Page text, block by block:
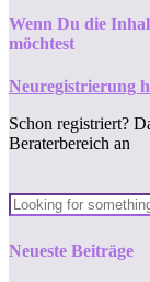
Wenn Du die
möchtest
Neuregistrierung
Schon registriert?
Beraterbereich an
Neueste Beiträge